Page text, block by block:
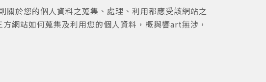
於您的個人資料之蒐集、處理、利用都應受該網站之
網站如何蒐集及利用您的個人資料，概與響art無涉，